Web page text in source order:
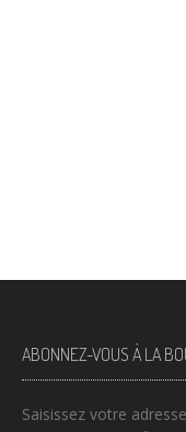
ABONNEZ-VOUS À LA
Saisissez votre